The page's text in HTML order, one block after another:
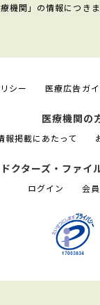
機関」の情報につき
シー 医療広告ガ
医療機関の
報掲載にあたって
ドクターズ・ファイ
ログイン 会